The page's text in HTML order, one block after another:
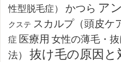
性型脱毛症）
かつら ア
クステ スカルプ（頭皮ケ
症 医療用 女性の薄毛・
法）
抜け毛の原因と